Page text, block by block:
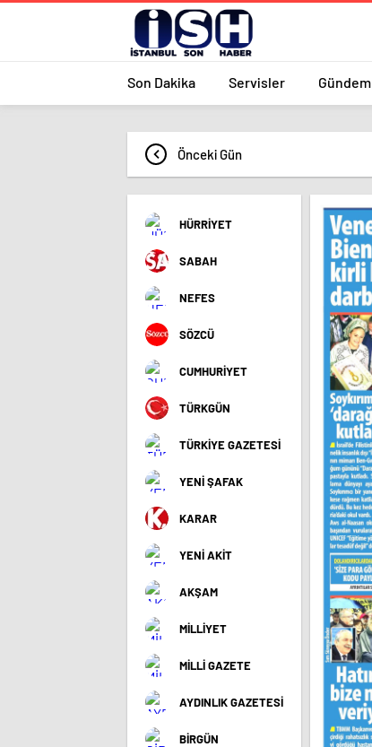
Son Dakika Servisler Gündem
Önceki Gün
HÜRRİYET
SABAH
NEFES
SÖZCÜ
CUMHURİYET
TÜRKGÜN
TÜRKİYE GAZETESİ
YENİ ŞAFAK
KARAR
YENİ AKİT
AKŞAM
MİLLİYET
MİLLİ GAZETE
AYDINLIK GAZETESİ
BİRGÜN